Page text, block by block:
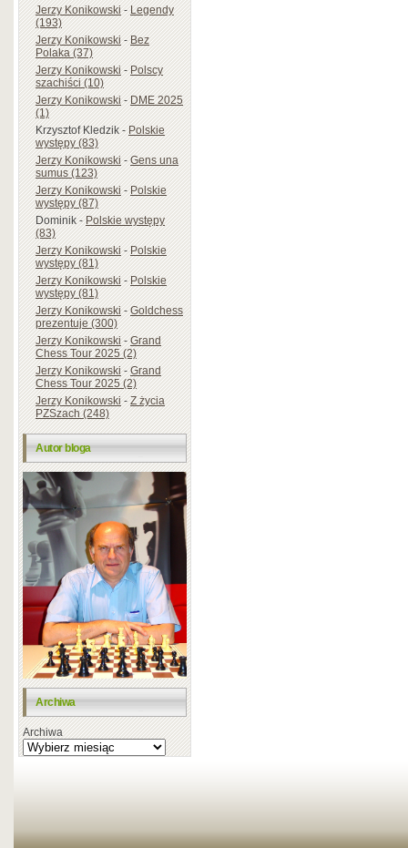
Jerzy Konikowski-Legendy
(193)
Jerzy Konikowski-Bez
Polaka (37)
Jerzy Konikowski-Polscy
szachiści (10)
Jerzy Konikowski-DME 2025
(1)
Krzysztof Kledzik-Polskie
występy (83)
Jerzy Konikowski-Gens una
sumus (123)
Jerzy Konikowski-Polskie
występy (87)
Dominik-Polskie występy
(83)
Jerzy Konikowski-Polskie
występy (81)
Jerzy Konikowski-Polskie
występy (81)
Jerzy Konikowski-Goldchess
prezentuje (300)
Jerzy Konikowski-Grand
Chess Tour 2025 (2)
Jerzy Konikowski-Grand
Chess Tour 2025 (2)
Jerzy Konikowski-Z życia
PZSzach (248)
Autor bloga
Archiwa
Archiwa